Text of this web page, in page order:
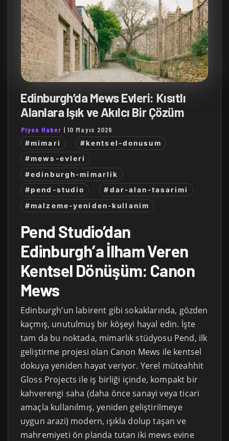
Edinburgh’da Mews Evleri: Kısıtlı
Alanlara Işık ve Akılcı Bir Çözüm
Piyon Haber |10 Mayıs 2026
#mimari
#kentsel-donusum
#mews-evleri
#edinburgh-mimarlik
#pend-studio
#dar-alan-tasarimi
#malzeme-yeniden-kullanim
Pend Studio’dan
Edinburgh’a İlham Veren
Kentsel Dönüşüm: Canon
Mews
Edinburgh’un labirent gibi sokaklarında, gözden
kaçmış, unutulmuş bir köşeyi hayal edin. İşte
tam da bu noktada, mimarlık stüdyosu Pend, ilk
geliştirme projesi olan Canon Mews ile kentsel
dokuya yeniden hayat veriyor. Yerel müteahhit
Gloss Projects ile iş birliği içinde, kompakt bir
kahverengi saha (daha önce sanayi veya ticari
amaçla kullanılmış, yeniden geliştirilmeye
uygun arazi) modern, ışıkla dolup taşan ve
mahremiyeti ön planda tutan iki mews evine